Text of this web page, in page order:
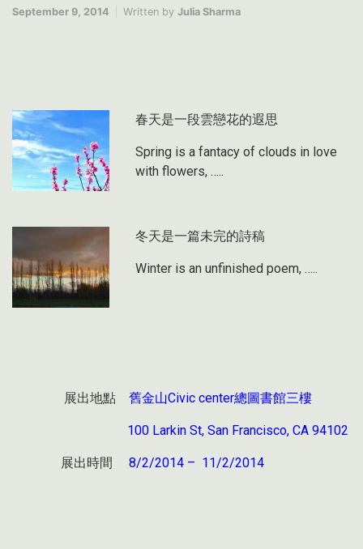
September 9, 2014 Written by Julia Sharma
春天是一段雲戀花的遐思
Spring is a fantacy of clouds in love
with flowers, …..
冬天是一篇未完的詩稿
Winter is an unfinished poem, …..
展出地點 舊金山Civic center總圖書館三樓
100 Larkin St, San Francisco, CA 94102
展出時間 8/2/2014 – 11/2/2014